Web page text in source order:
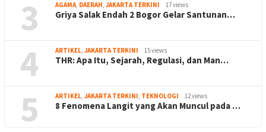
3 AGAMA, DAERAH, JAKARTA TERKINI 17 views
Griya Salak Endah 2 Bogor Gelar Santunan…
4 ARTIKEL, JAKARTA TERKINI 15 views
THR: Apa Itu, Sejarah, Regulasi, dan Man…
5 ARTIKEL, JAKARTA TERKINI, TEKNOLOGI 12 views
8 Fenomena Langit yang Akan Muncul pada …